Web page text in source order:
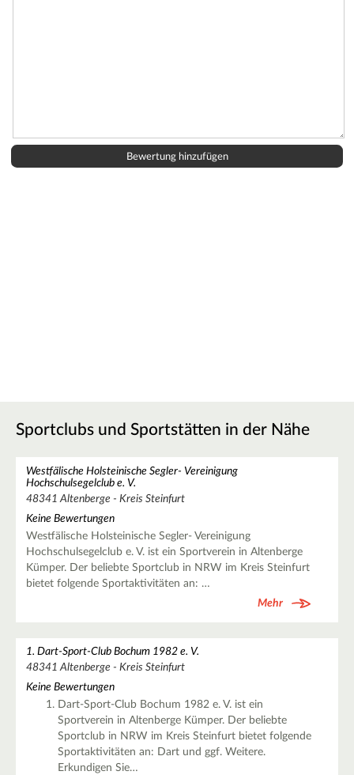
Sportclubs und Sportstätten in der Nähe
Westfälische Holsteinische Segler- Vereinigung
Hochschulsegelclub e. V.
48341 Altenberge - Kreis Steinfurt
Keine Bewertungen
Westfälische Holsteinische Segler- Vereinigung
Hochschulsegelclub e. V. ist ein Sportverein in Altenberge
Kümper. Der beliebte Sportclub in NRW im Kreis Steinfurt
bietet folgende Sportaktivitäten an: …
Mehr
1. Dart-Sport-Club Bochum 1982 e. V.
48341 Altenberge - Kreis Steinfurt
Keine Bewertungen
Dart-Sport-Club Bochum 1982 e. V. ist ein
Sportverein in Altenberge Kümper. Der beliebte
Sportclub in NRW im Kreis Steinfurt bietet folgende
Sportaktivitäten an: Dart und ggf. Weitere.
Erkundigen Sie…